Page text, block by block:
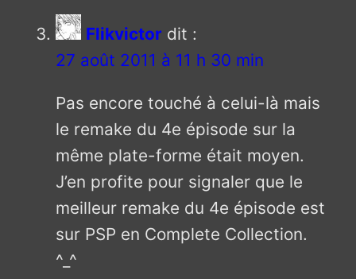
Flikvictor dit :
27 août 2011 à 11 h 30 min
Pas encore touché à celui-là mais
le remake du 4e épisode sur la
même plate-forme était moyen.
J’en profite pour signaler que le
meilleur remake du 4e épisode est
sur PSP en Complete Collection.
^_^